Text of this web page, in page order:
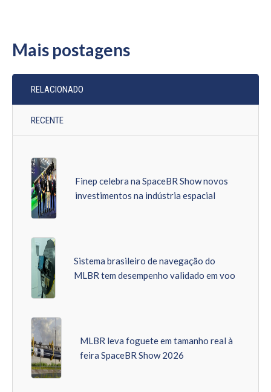
Mais postagens
RELACIONADO
RECENTE
Finep celebra na SpaceBR Show novos
investimentos na indústria espacial
Sistema brasileiro de navegação do
MLBR tem desempenho validado em voo
MLBR leva foguete em tamanho real à
feira SpaceBR Show 2026